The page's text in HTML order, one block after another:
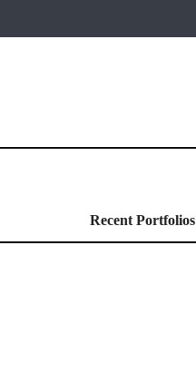
Recent Portfolios